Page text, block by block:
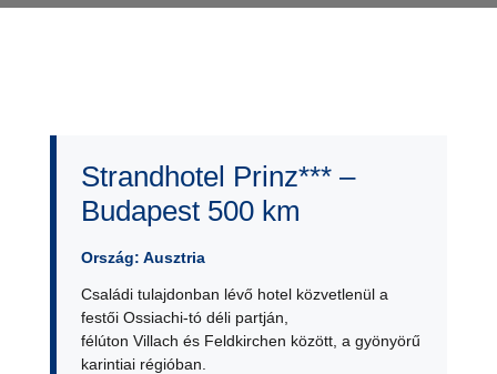
Strandhotel Prinz*** –
Budapest 500 km
Ország: Ausztria
Családi tulajdonban lévő hotel közvetlenül a
festői Ossiachi-tó déli partján,
félúton Villach és Feldkirchen között, a gyönyörű
karintiai régióban.